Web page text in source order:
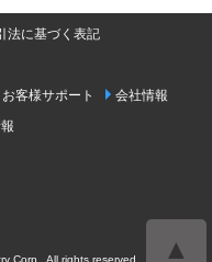
▲
法に基づく表記
お客様サポート
会社情報